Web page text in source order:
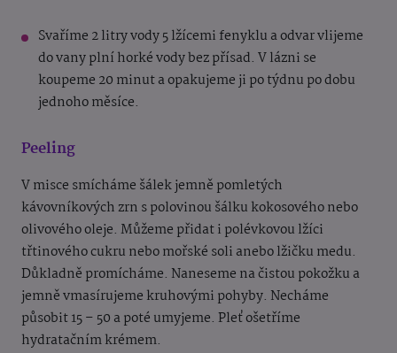
Svaříme 2 litry vody 5 lžícemi fenyklu a odvar vlijeme
do vany plní horké vody bez přísad. V lázni se
koupeme 20 minut a opakujeme ji po týdnu po dobu
jednoho měsíce.
Peeling
V misce smícháme šálek jemně pomletých
kávovníkových zrn s polovinou šálku kokosového nebo
olivového oleje. Můžeme přidat i polévkovou lžíci
třtinového cukru nebo mořské soli anebo lžičku medu.
Důkladně promícháme. Naneseme na čistou pokožku a
jemně vmasírujeme kruhovými pohyby. Necháme
působit 15 – 50 a poté umyjeme. Pleť ošetříme
hydratačním krémem.